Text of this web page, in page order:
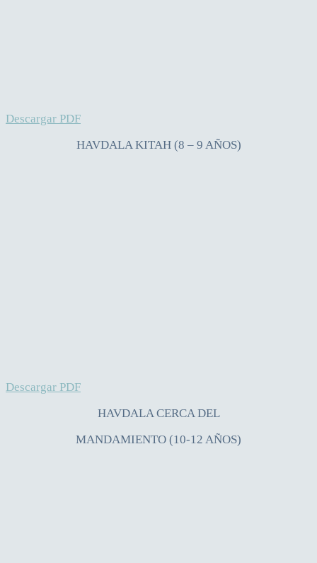
Descargar PDF
HAVDALA KITAH (8 – 9 AÑOS)
Descargar PDF
HAVDALA CERCA DEL
MANDAMIENTO (10-12 AÑOS)